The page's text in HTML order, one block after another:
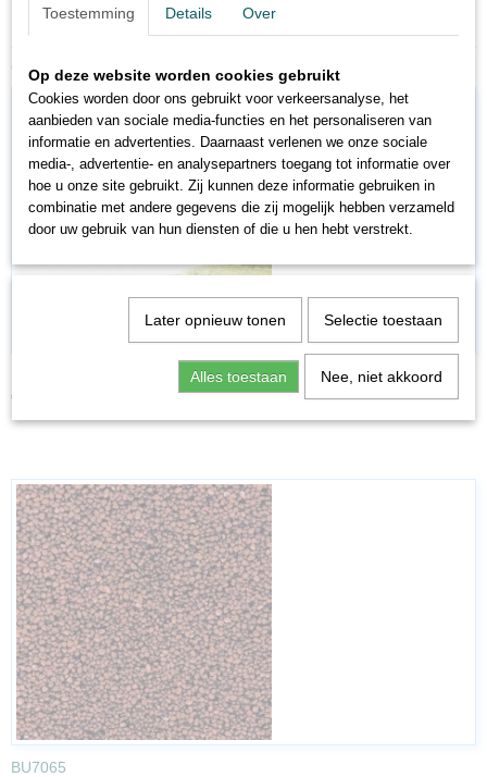
Extra lange vezels (6 mm)
Ook interessant
€ 2,54
BU7065
Toestemming Details Over
Op deze website worden cookies gebruikt
Cookies worden door ons gebruikt voor verkeersanalyse, het
aanbieden van sociale media-functies en het personaliseren van
informatie en advertenties. Daarnaast verlenen we onze sociale
media-, advertentie- en analysepartners toegang tot informatie over
hoe u onze site gebruikt. Zij kunnen deze informatie gebruiken in
combinatie met andere gegevens die zij mogelijk hebben verzameld
door uw gebruik van hun diensten of die u hen hebt verstrekt.
Later opnieuw tonen Selectie toestaan
Alles toestaan Nee, niet akkoord